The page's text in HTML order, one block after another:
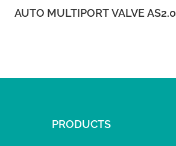
AUTO MULTIPORT VALVE AS2.0
PRODUCTS